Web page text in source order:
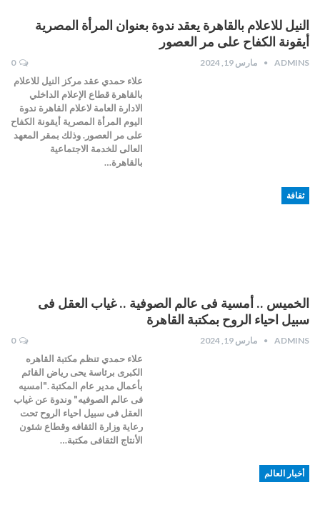
النيل للاعلام بالقاهرة يعقد ندوة بعنوان المرأة المصرية
أيقونة الكفاح على مر العصور
ADMINS مارس 19, 2024 0
علاء حمدي عقد مركز النيل للاعلام
بالقاهرة قطاع الإعلام الداخلي
الادارة العامة لاعلام القاهرة ندوة
اليوم المرأة المصرية أيقونة الكفاح
على مر العصور. وذلك بمقر المعهد
العالى للخدمة الاجتماعية
بالقاهرة…
ثقافة
الخميس .. أمسية فى عالم الصوفية .. غياب العقل فى
سبيل احياء الروح بمكتبة القاهرة
ADMINS مارس 19, 2024 0
علاء حمدي تنظم مكتبة القاهره
الكبرى برئاسة يحى رياض القائم
بأعمال مدير عام المكتبة ."امسيه
فى عالم الصوفيه" وندوة عن غياب
العقل فى سبيل احياء الروح تحت
رعاية وزارة الثقافه وقطاع شئون
الأنتاج الثقافى مكتبة…
أخبار العالم